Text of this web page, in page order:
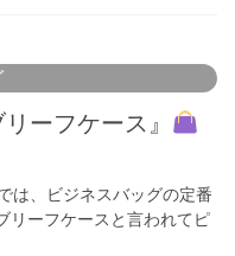
ーフケース』
は、ビジネスバッグの定番
リーフケースと言われてピ